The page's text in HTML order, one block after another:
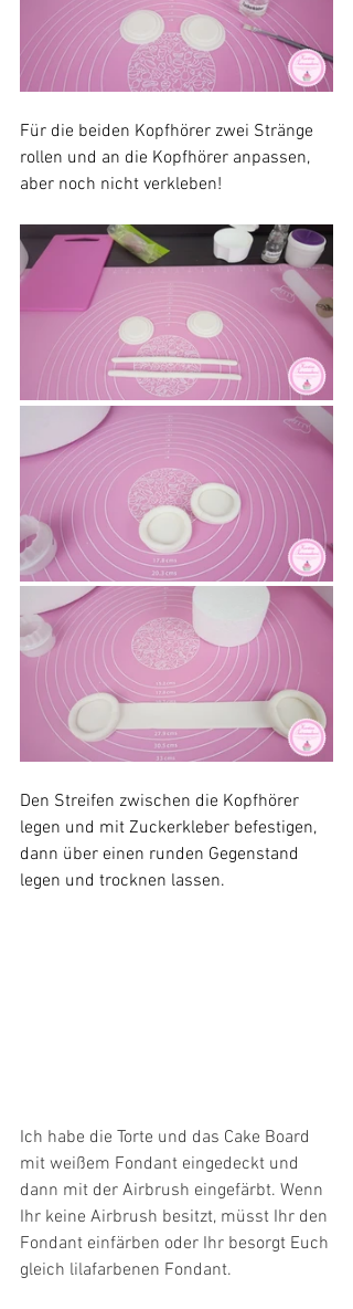
Für die beiden Kopfhörer zwei Stränge
rollen und an die Kopfhörer anpassen,
aber noch nicht verkleben!
Den Streifen zwischen die Kopfhörer
legen und mit Zuckerkleber befestigen,
dann über einen runden Gegenstand
legen und trocknen lassen.
Ich habe die Torte und das Cake Board
mit weißem Fondant eingedeckt und
dann mit der Airbrush eingefärbt. Wenn
Ihr keine Airbrush besitzt, müsst Ihr den
Fondant einfärben oder Ihr besorgt Euch
gleich lilafarbenen Fondant.